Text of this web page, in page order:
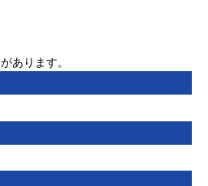
あります。